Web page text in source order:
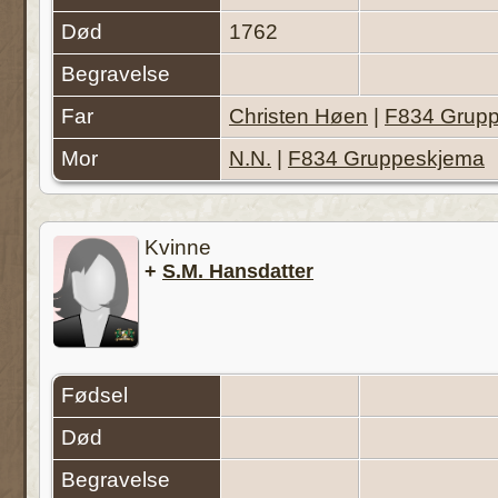
Død
1762
Begravelse
Far
Christen Høen | F834
Mor
N.N. | F834 Gruppeskjema
Kvinne
+ S.M. Hansdatter
Fødsel
Død
Begravelse